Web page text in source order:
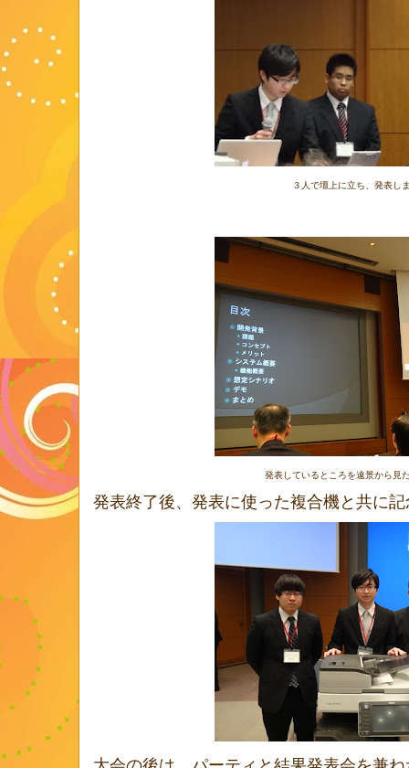
３人で壇上に立ち、発表し
発表しているところを遠景から見
発表終了後、発表に使った複合機と共に